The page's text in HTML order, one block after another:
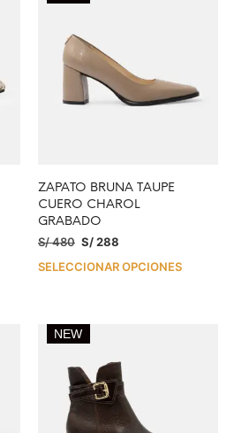
ZAPATO BRUNA TAUPE
CUERO CHAROL
GRABADO
S/480 S/288
SELECCIONAR OPCIONES
NEW